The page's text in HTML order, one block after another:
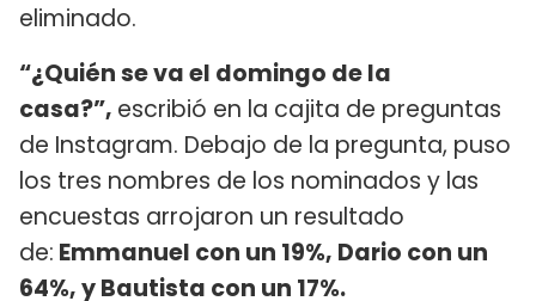
eliminado.
“¿Quién se va el domingo de la
casa?”, escribió en la cajita de preguntas
de Instagram. Debajo de la pregunta, puso
los tres nombres de los nominados y las
encuestas arrojaron un resultado
de: Emmanuel con un 19%, Dario con un
64%, y Bautista con un 17%.